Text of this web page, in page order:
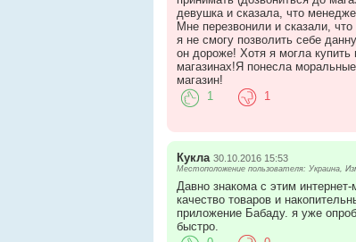
девушка и сказала, что
Мне перезвонили и сказали,
я не смогу позволить себе
он дороже! Хотя я могла купить
магазинах!Я понесла
магазин!
1 1
Кукла 30.10.2016 15:53
Местоположение пользователя: Украина,
Давно знакома с этим
качество товаров и
приложение Бабаду. я уже
быстро.